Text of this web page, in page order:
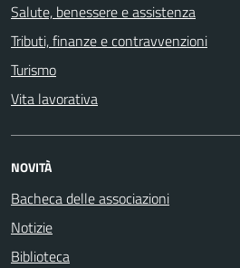
Salute, benessere e assistenza
Tributi, finanze e contravvenzioni
Turismo
Vita lavorativa
NOVITÀ
Bacheca delle associazioni
Notizie
Biblioteca